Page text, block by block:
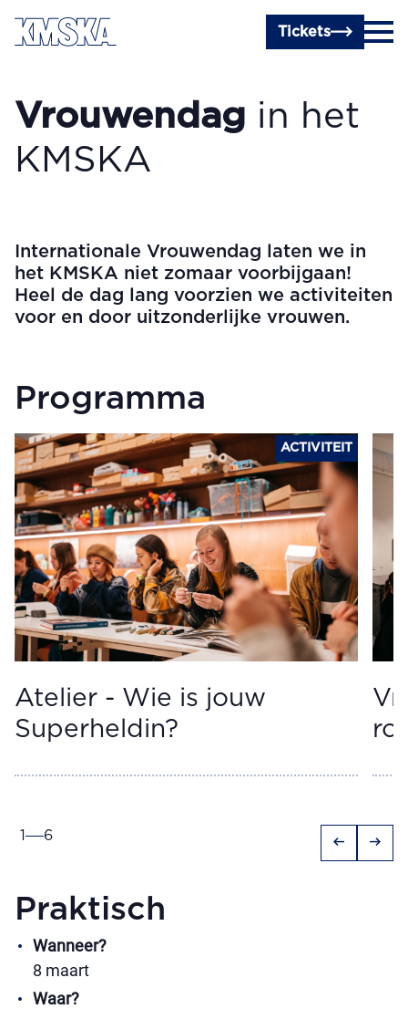
Ga naar hoofdinhoud
Tickets
Vrouwendag in het
KMSKA
Internationale Vrouwendag laten we in
het KMSKA niet zomaar voorbijgaan!
Heel de dag lang voorzien we activiteiten
voor en door uitzonderlijke vrouwen.
Programma
ACTIVITEIT
Atelier - Wie is jouw
Superheldin?
1 6 arrow_left_alt arrow_right_alt
Praktisch
Wanneer?
8 maart
Waar?